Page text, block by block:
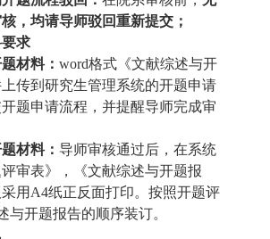
，均请导师驳回重新提交；
求
材料：word格式《文献综述与开
传到研究生管理系统的开题申请
题申请流程，并提醒导师完成审
材料：导师审核通过后，在系统
评审表》，《文献综述与开题报
用A4纸正反面打印。按照开题评
与开题报告的顺序装订。